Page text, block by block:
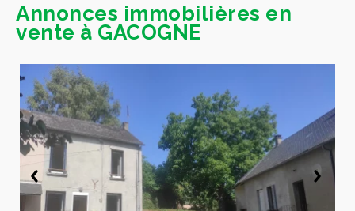
Annonces immobilières en
vente à GACOGNE